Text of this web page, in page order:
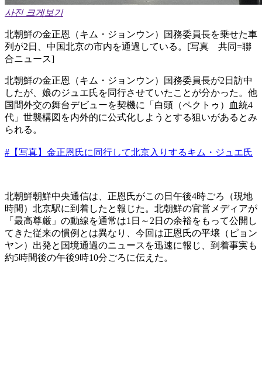
사진 크게보기
北朝鮮の金正恩（キム・ジョンウン）国務委員長を乗せた車
列が2日、中国北京の市内を通過している。[写真 共同=聯
合ニュース]
北朝鮮の金正恩（キム・ジョンウン）国務委員長が2日訪中
したが、娘のジュエ氏を同行させていたことが分かった。他
国間外交の舞台デビューを契機に「白頭（ペクトゥ）血統4
代」世襲構図を内外的に公式化しようとする狙いがあるとみ
られる。
#【写真】金正恩氏に同行して北京入りするキム・ジュエ氏
北朝鮮朝鮮中央通信は、正恩氏がこの日午後4時ごろ（現地
時間）北京駅に到着したと報じた。北朝鮮の官営メディアが
「最高尊厳」の動線を通常は1日～2日の余裕をもって公開し
てきた従来の慣例とは異なり、今回は正恩氏の平壌（ピョン
ヤン）出発と国境通過のニュースを迅速に報じ、到着事実も
約5時間後の午後9時10分ごろに伝えた。